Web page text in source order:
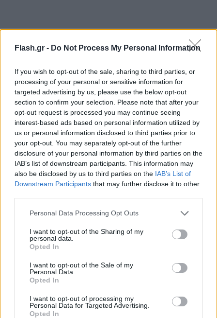
Flash.gr - Do Not Process My Personal Information
If you wish to opt-out of the sale, sharing to third parties, or
processing of your personal or sensitive information for
targeted advertising by us, please use the below opt-out
section to confirm your selection. Please note that after your
opt-out request is processed you may continue seeing
interest-based ads based on personal information utilized by
us or personal information disclosed to third parties prior to
your opt-out. You may separately opt-out of the further
disclosure of your personal information by third parties on the
IAB’s list of downstream participants. This information may
also be disclosed by us to third parties on the IAB’s List of
Downstream Participants that may further disclose it to other
Please note that this website/app uses one or more Google
not limited to your visit or usage behaviour. You may click to
grant or deny consent to Google and its third-party tags to
use your data for below specified purposes in below Google
consent section.
Personal Data Processing Opt Outs
I want to opt-out of the Sharing of my
personal data.
Opted In
I want to opt-out of the Sale of my
Personal Data.
Opted In
I want to opt-out of processing my
Personal Data for Targeted Advertising.
Opted In